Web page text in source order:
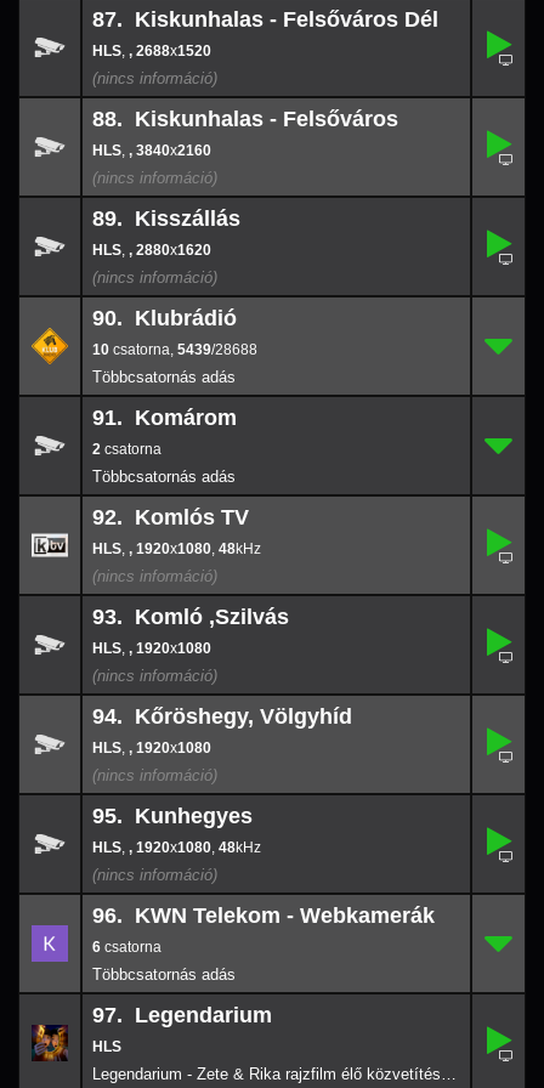
87.
87. Kiskunhalas - Felsőváros Dél
, , 2688x1520
,
2688x
88.
88. Kiskunhalas - Felsőváros
, , 3840x2160
,
3840x
89.
89. Kisszállás
, , 2880x1620
,
2880x
90.
90. Klubrádió
10 , 5439/28688
10
5439/
91.
91. Komárom
2
92.
92. Komlós TV
, , 1920x1080, 48
1920x
93.
93. Komló ,Szilvás
, , 1920x1080
,
1920x
94.
94. Kőröshegy, Völgyhíd
, , 1920x1080
,
1920x
95.
95. Kunhegyes
, , 1920x1080, 48
1920x
96.
96. KWN Telekom - Webkamerák
6
97.
97. Legendarium
Legendarium - Zete & Rika rajzfilm élő közvetítése 2026-08-06 08:36